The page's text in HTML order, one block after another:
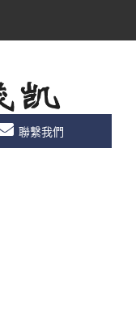
聯繫我們